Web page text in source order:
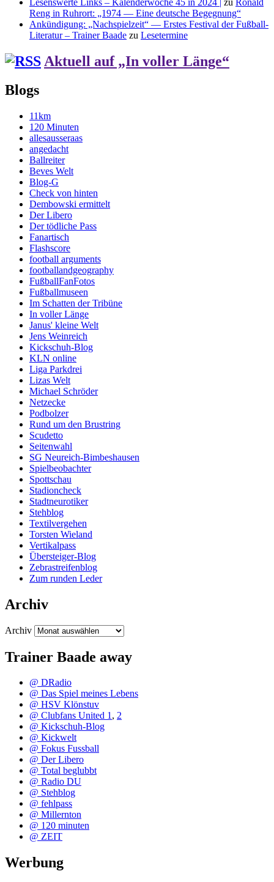
Lesenswerte Links – Kalenderwoche 45 in 2024 | zu Ronald
Reng in Ruhrort: „1974 — Eine deutsche Begegnung“
Ankündigung: „Nachspielzeit“ — Erstes Festival der Fußball-
Literatur – Trainer Baade zu Lesetermine
Aktuell auf „In voller Länge“
Blogs
11km
120 Minuten
allesausseraas
angedacht
Ballreiter
Beves Welt
Blog-G
Check von hinten
Dembowski ermittelt
Der Libero
Der tödliche Pass
Fanartisch
Flashscore
football arguments
footballandgeography
FußballFanFotos
Fußballmuseen
Im Schatten der Tribüne
In voller Länge
Janus' kleine Welt
Jens Weinreich
Kickschuh-Blog
KLN online
Liga Parkdrei
Lizas Welt
Michael Schröder
Netzecke
Podbolzer
Rund um den Brustring
Scudetto
Seitenwahl
SG Neureich-Bimbeshausen
Spielbeobachter
Spottschau
Stadioncheck
Stadtneurotiker
Stehblog
Textilvergehen
Torsten Wieland
Vertikalpass
Übersteiger-Blog
Zebrastreifenblog
Zum runden Leder
Archiv
Archiv
Trainer Baade away
@ DRadio
@ Das Spiel meines Lebens
@ HSV Klönstuv
@ Clubfans United 1, 2
@ Kickschuh-Blog
@ Kickwelt
@ Fokus Fussball
@ Der Libero
@ Total beglubbt
@ Radio DU
@ Stehblog
@ fehlpass
@ Millernton
@ 120 minuten
@ ZEIT
Werbung